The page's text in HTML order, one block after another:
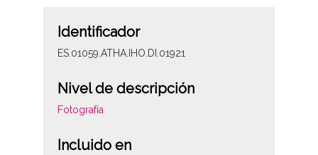
Identificador
ES.01059.ATHA.IHO.DI.01921
Nivel de descripción
Fotografía
Incluido en